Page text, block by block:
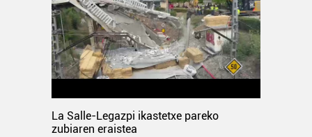
La Salle-Legazpi ikastetxe pareko
zubiaren eraistea